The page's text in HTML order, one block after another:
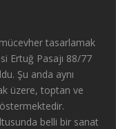
tasarlamak
Ertuğ Pasajı 88/77
Şu anda aynı
üzere, toptan ve
belli bir sanat